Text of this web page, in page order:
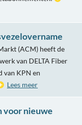
(ACM) heeft de
van DELTA Fiber
van KPN en
Lees meer
voor nieuwe